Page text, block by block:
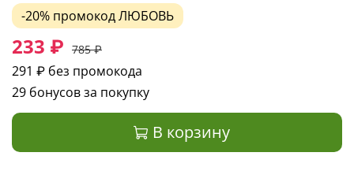
-20% промокодЛЮБОВЬ
233 ₽ 785 ₽
291 ₽ без промокода
29 бонусов за покупку
В корзину